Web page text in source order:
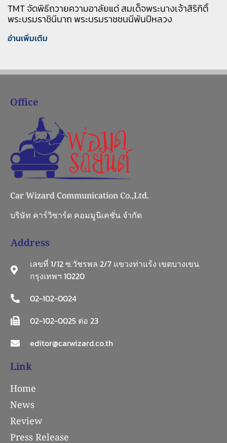
TMT จัดพิธีถวายความอาลัยแด่ สมเด็จพระนางเจ้าสิริกิติ์
พระบรมราชินีนาถ พระบรมราชชนนีพันปีหลวง
อ่านเพิ่มเติม
Office
Car Wizard Communication Co.,Ltd.
บริษัท คาร์วิซาร์ด คอมมูนิเคชั่น จำกัด
Address
เลขที่ 1/12 ซ.วัชรพล 2/7 แขวงท่าแร้ง เขตบางเขน
กรุงเทพฯ 10220
02-102-0024
02-102-0025 ต่อ 23
editor@carwizard.co.th
Link
Home
News
Review
Press Release